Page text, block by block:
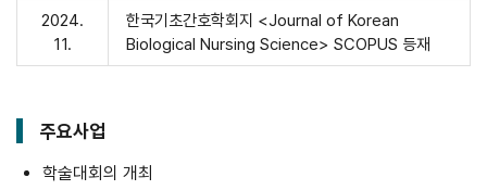
2024.
11.
한국기초간호학회지 <Journal of Korean
Biological Nursing Science> SCOPUS 등재
주요사업
학술대회의 개최